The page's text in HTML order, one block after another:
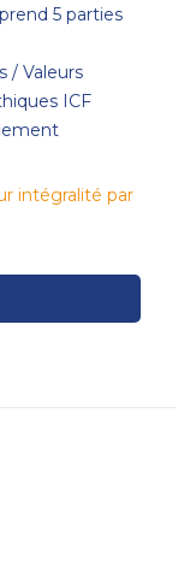
5 parties
/ Valeurs
ICF
intégralité par